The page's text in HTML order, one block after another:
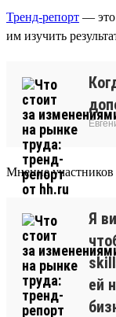
Тренд-репорт — это
им изучить
Мнение участников
Я
ей